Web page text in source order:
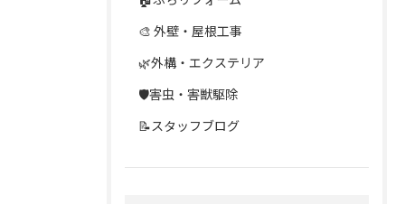
🎨 外壁・屋根工事
🌿外構・エクステリア
🛡️害虫・害獣駆除
📝スタッフブログ